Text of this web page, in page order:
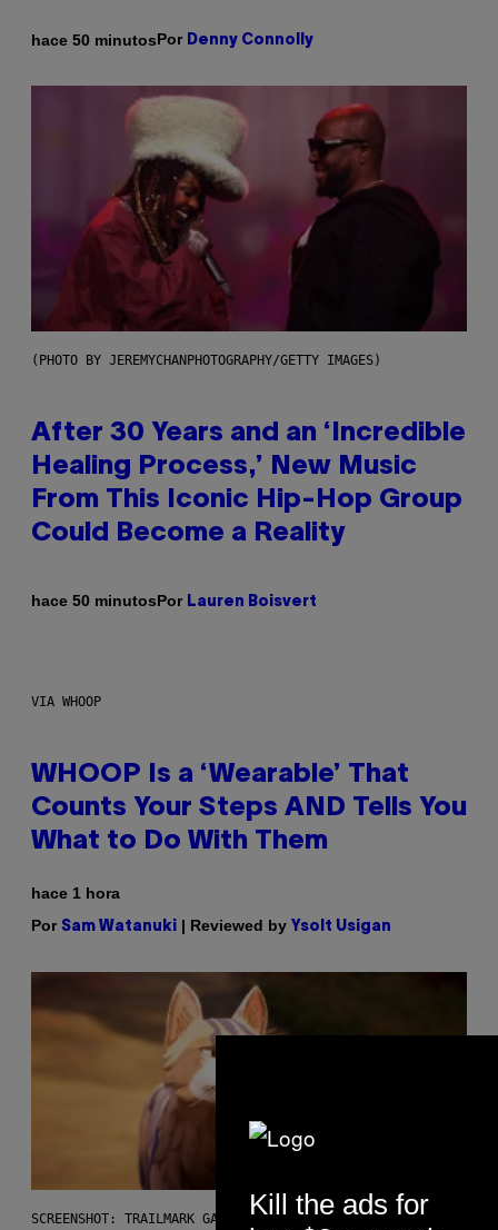
hace 50 minutosPor Denny Connolly
(PHOTO BY JEREMYCHANPHOTOGRAPHY/GETTY IMAGES)
After 30 Years and an ‘Incredible
Healing Process,’ New Music
From This Iconic Hip-Hop Group
Could Become a Reality
hace 50 minutosPor Lauren Boisvert
VIA WHOOP
WHOOP Is a ‘Wearable’ That
Counts Your Steps AND Tells You
What to Do With Them
hace 1 hora
Por Sam Watanuki | Reviewed by Ysolt Usigan
SCREENSHOT: TRAILMARK GAMES
Kill the ads for